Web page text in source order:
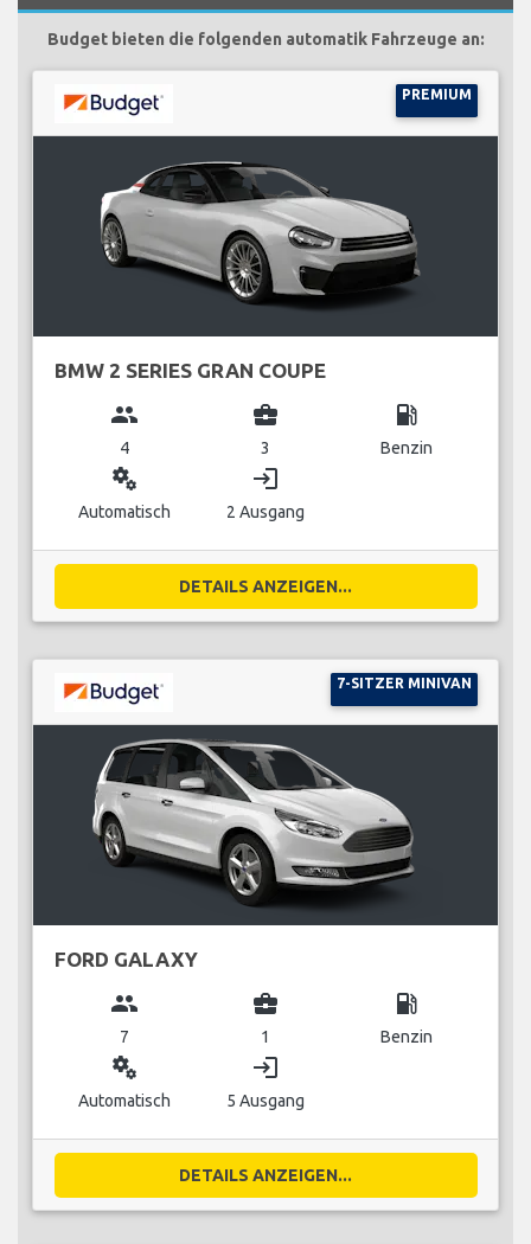
Budget bieten die folgenden automatik Fahrzeuge an:
PREMIUM
BMW 2 SERIES GRAN COUPE
group
4
business_center
3
local_gas_station
Benzin
miscellaneous_services
Automatisch
login
2 Ausgang
DETAILS ANZEIGEN...
7-SITZER MINIVAN
FORD GALAXY
group
7
business_center
1
local_gas_station
Benzin
miscellaneous_services
Automatisch
login
5 Ausgang
DETAILS ANZEIGEN...